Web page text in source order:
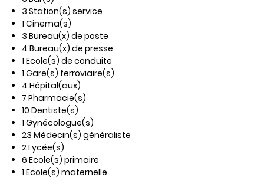
3 Station(s) service
1 Cinema(s)
3 Bureau(x) de poste
4 Bureau(x) de presse
1 Ecole(s) de conduite
1 Gare(s) ferroviaire(s)
4 Hôpital(aux)
7 Pharmacie(s)
10 Dentiste(s)
1 Gynécologue(s)
23 Médecin(s) généraliste
2 Lycée(s)
6 Ecole(s) primaire
1 Ecole(s) maternelle